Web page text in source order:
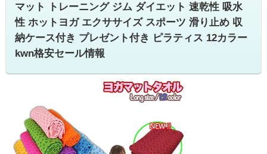
マット トレーニング ジム ダイエット 速乾性 吸水
性 ホットヨガ エクササイズ スポーツ 滑り止め 収
納ケース付き プレゼント付き ピラティス 12カラー
kwn格安セール情報